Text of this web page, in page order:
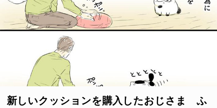
新しいクッションを購入したおじさま ふ